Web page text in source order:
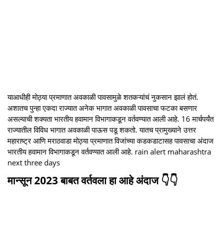
याआधीही मोठ्या प्रमाणात अवकाळी पावसामुळे शतकऱ्यांचं नुकसान झालं होतं.
अशातच पुन्हा एकदा राज्यात अनेक भागात अवकाळी पावसाचा फटका बसणार
असल्याची शक्यता भारतीय हवामान विभागाकडून वर्तवण्यात आली आहे. 16 मार्चपर्यंत
राज्यातील विविध भागात अवकाळी पाऊस पडू शकतो. यातच प्रामुख्याने उत्तर
महाराष्ट्र आणि मराठवाडा मोठ्या प्रमाणात विजांच्या कडकडाटासह पावसाचा अंदाज
भारतीय हवामान विभागाकडून वर्तवण्यात आली आहे. rain alert maharashtra
next three days
मान्सून 2023 बाबत वर्तवला हा आहे अंदाज 👇👇